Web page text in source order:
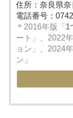
住所：奈良県
電話番号：
＊2016年版「 1
ート」、2022
ョン」、2024
ン」